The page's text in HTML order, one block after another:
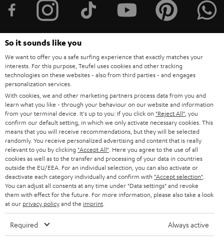
e
a
n
m
e
l
d
u
n
g
Kategorien
HEIMKINO
HEIMKINO-KOMPLETTANLAGEN
SOUNDBARS
STEREO
SMART HOME
BLUETOOTH-LAUTSPRECHER
SUPPORT
KARRIERE
PRESSE & MARKETING
GESCHÄFTSKUNDEN
PARTNERPROGRAMM
BLOG
Teufel Onlineshops
DEUTSCHLAND
ÖSTERREICH
SCHWEIZ
NIEDERLANDE
So it sounds like you
We want to offer you a safe surfing experience that exactly matches your
interests. For this purpose, Teufel uses cookies and other tracking
technologies on these websites - also from third parties - and engages
personalization services.
With cookies, we and other marketing partners process data from you and
learn what you like - through your behaviour on our website and information
from your terminal device. It's up to you: If you click on "Reject All" , you
confirm our default setting, in which we only activate necessary cookies. This
means that you will receive recommendations, but they will be selected
randomly. You receive personalized advertising and content that is really
relevant to you by clicking "Accept All" . Here you agree to the use of all
cookies as well as to the transfer and processing of your data in countries
outside the EU/EEA. For an individual selection, you can also activate or
deactivate each category individually and confirm with "Accept selection"
You can adjust all consents at any time under "Data settings" and revoke
them with effect for the future. For more information, please also take a look
at our privacy policyand the imprint
Required Always active